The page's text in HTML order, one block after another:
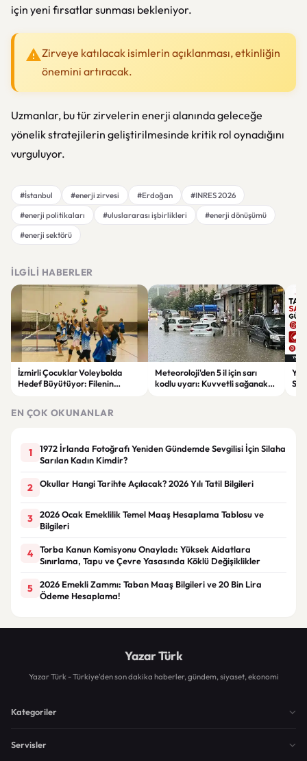
için yeni fırsatlar sunması bekleniyor.
Zirveye katılacak isimlerin açıklanması, etkinliğin
önemini artıracak.
Uzmanlar, bu tür zirvelerin enerji alanında geleceğe
yönelik stratejilerin geliştirilmesinde kritik rol oynadığını
vurguluyor.
#İstanbul #enerji zirvesi #Erdoğan
#INRES 2026
#enerji politikaları
#uluslararası işbirlikleri
#enerji dönüşümü
#enerji sektörü
İLGILI HABERLER
İzmirli Çocuklar Voleybolda
Hedef Büyütüyor: Filenin
Meteoroloji'den 5 il için sarı
kodlu uyarı: Kuvvetli sağanak
EN ÇOK OKUNANLAR
1
1972 İrlanda Fotoğrafı Yeniden Gündemde Sevgilisi İçin Silaha
Sarılan Kadın Kimdir?
2 Okullar Hangi Tarihte Açılacak? 2026 Yılı Tatil Bilgileri
3
2026 Ocak Emeklilik Temel Maaş Hesaplama Tablosu ve
Bilgileri
4
Torba Kanun Komisyonu Onayladı: Yüksek Aidatlara
Sınırlama, Tapu ve Çevre Yasasında Köklü Değişiklikler
5
2026 Emekli Zammı: Taban Maaş Bilgileri ve 20 Bin Lira
Ödeme Hesaplama!
Yazar Türk
Yazar Türk - Türkiye'den son dakika haberler, gündem, siyaset, ekonomi
Kategoriler
Servisler